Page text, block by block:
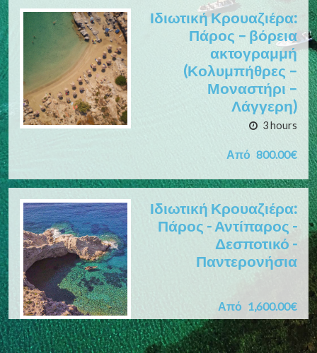
Ιδιωτική Κρουαζιέρα:
Πάρος – βόρεια
ακτογραμμή
(Κολυμπήθρες –
Μοναστήρι –
Λάγγερη)
3 hours
Από 800.00€
Ιδιωτική Κρουαζιέρα:
Πάρος - Αντίπαρος -
Δεσποτικό -
Παντερονήσια
Από 1,600.00€